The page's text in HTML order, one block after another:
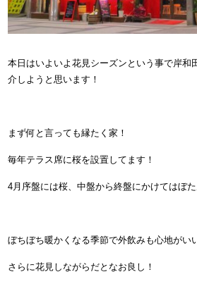
本日はいよいよ花見シーズンという事で岸和
介しようと思います！
まず何と言っても縁たく家！
毎年テラス席に桜を設置してます！
4月序盤には桜、中盤から終盤にかけてはぼ
ぼちぼち暖かくなる季節で外飲みも心地がい
さらに花見しながらだとなお良し！